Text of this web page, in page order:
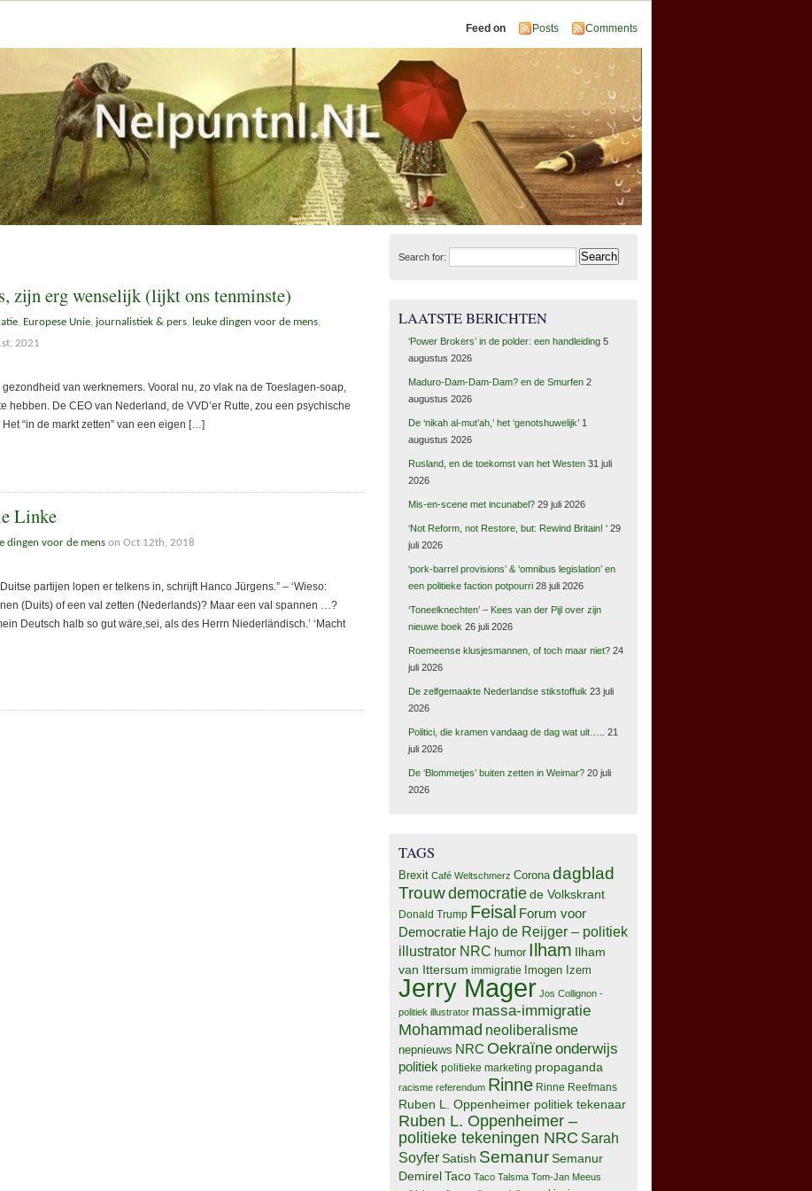
Feed on Posts Comments
zijn erg wenselijk (lijkt ons tenminste)
Europese Unie journalistiek & pers leuke dingen voor de mens
2021
van werknemers. Vooral nu, zo vlak na de Toeslagen-soap,
hebben. De CEO van Nederland, de VVD’er Rutte, zou een psychische
“in de markt zetten” van een eigen […]
Linke
dingen voor de mens on Oct 12th, 2018
partijen lopen er telkens in, schrijft Hanco Jürgens.” – ‘Wieso:
(Duits) of een val zetten (Nederlands)? Maar een val spannen …?
Deutsch halb so gut wäre,sei, als des Herrn Niederländisch.’ ‘Macht
Search for:
LAATSTE BERICHTEN
‘Power Brokers’ in de polder: een handleiding 5
augustus 2026
Maduro-Dam-Dam-Dam? en de Smurfen 2
augustus 2026
De ‘nikah al-mut’ah,’ het ‘genotshuwelijk’ 1
augustus 2026
Rusland, en de toekomst van het Westen 31 juli
2026
Mis-en-scene met incunabel? 29 juli 2026
‘Not Reform, not Restore, but: Rewind Britain! ‘ 29
juli 2026
‘pork-barrel provisions’ & ‘omnibus legislation’ en
een politieke faction potpourri 28 juli 2026
‘Toneelknechten’ – Kees van der Pijl over zijn
nieuwe boek 26 juli 2026
Roemeense klusjesmannen, of toch maar niet? 24
juli 2026
De zelfgemaakte Nederlandse stikstoffuik 23 juli
2026
Politici, die kramen vandaag de dag wat uit…..
21
juli 2026
De ‘Blommetjes’ buiten zetten in Weimar? 20 juli
2026
TAGS
Brexit Café Weltschmerz Corona dagblad
Trouwdemocratiede Volkskrant
Donald Trump Feisal Forum voor
Democratie Hajo de Reijger – politiek
illustrator NRC humor Ilham Ilham
van Ittersum immigratie Imogen Izem
Jerry Mager Jos Collignon -
politiek illustrator massa-immigratie
Mohammad neoliberalisme
nepnieuws NRC Oekraïneonderwijs
politiek politieke marketing propaganda
racisme referendum Rinne Rinne Reefmans
Ruben L. Oppenheimer politiek tekenaar
Ruben L. Oppenheimer –
politieke tekeningen NRC Sarah
Soyfer Satish SemanurSemanur
DemirelTaco Taco Talsma Tom-Jan Meeus